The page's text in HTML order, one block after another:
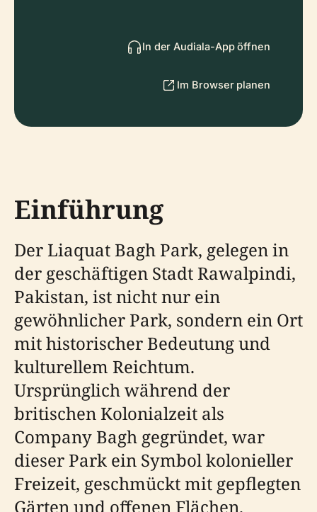
In der Audiala-App öffnen
Im Browser planen
Einführung
Der Liaquat Bagh Park, gelegen in
der geschäftigen Stadt Rawalpindi,
Pakistan, ist nicht nur ein
gewöhnlicher Park, sondern ein Ort
mit historischer Bedeutung und
kulturellem Reichtum.
Ursprünglich während der
britischen Kolonialzeit als
Company Bagh gegründet, war
dieser Park ein Symbol kolonieller
Freizeit, geschmückt mit gepflegten
Gärten und offenen Flächen.